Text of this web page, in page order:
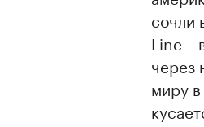
сочли
Line –
через
миру